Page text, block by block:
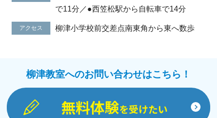
で11分／●西笠松駅から自転車で14分
アクセス 柳津小学校前交差点南東角から東へ数歩
柳津教室へのお問い合わせはこちら！
無料体験を受けたい